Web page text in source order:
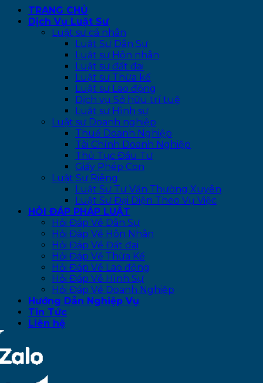
TRANG CHỦ
Dịch Vụ Luật Sư
Luật sư cá nhân
Luật Sư Dân Sự
Luật sư Hôn nhân
Luật sư đất đai
Luật sư Thừa kế
Luật sư Lao động
Dịch vụ Sở hữu trí tuệ
Luật sư Hình sự
Luật sư Doanh nghiệp
Thuế Doanh Nghiệp
Tài Chính Doanh Nghiệp
Thủ Tục Đầu Tư
Giấy Phép Con
Luật Sư Riêng
Luật Sư Tư Vấn Thường Xuyên
Luật Sư Đại Diện Theo Vụ Việc
HỎI ĐÁP PHÁP LUẬT
Hỏi Đáp Về Dân Sự
Hỏi Đáp Về Hôn Nhân
Hỏi Đáp Về Đất đai
Hỏi Đáp Về Thừa Kế
Hỏi Đáp Về Lao động
Hỏi Đáp Về Hình Sự
Hỏi Đáp Về Doanh Nghiệp
Hướng Dẫn Nghiệp Vụ
Tin Tức
Liên hệ